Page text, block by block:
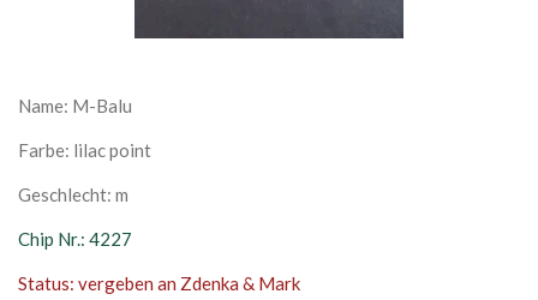
Name: M-Balu
Farbe: lilac point
Geschlecht: m
Chip Nr.: 4227
Status: vergeben an Zdenka & Mark